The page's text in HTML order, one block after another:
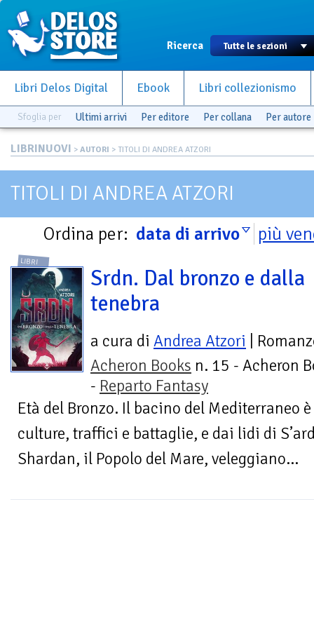
Ricerca
Libri Delos Digital Ebook Libri collezionismo
Sfoglia per Ultimi arrivi Per editore Per collana Per autore
LIBRINUOVI > AUTORI > TITOLI DI ANDREA ATZORI
TITOLI DI ANDREA ATZORI
Ordina per: data di arrivo più
LIBRI
Srdn. Dal bronzo e dalla
tenebra
a cura di Andrea Atzori |
Acheron Books n. 15 - Acheron
- Reparto Fantasy
Età del Bronzo. Il bacino del Mediterraneo
culture, traffici e battaglie, e dai lidi di
Shardan, il Popolo del Mare, veleggiano...